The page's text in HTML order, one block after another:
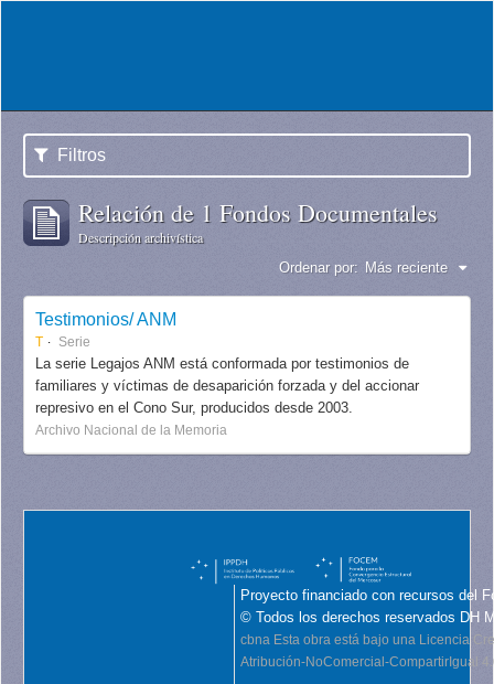
Filtros
Relación de 1 Fondos Documentales
Descripción archivística
Ordenar por: Más reciente
Testimonios/ ANM
T Serie
La serie Legajos ANM está conformada por testimonios de
familiares y víctimas de desaparición forzada y del accionar
represivo en el Cono Sur, producidos desde 2003.
Archivo Nacional de la Memoria
Proyecto financiado con recursos del
© Todos los derechos reservados DH
cbna Esta obra está bajo una Licencia
Atribución-NoComercial-CompartirIgual